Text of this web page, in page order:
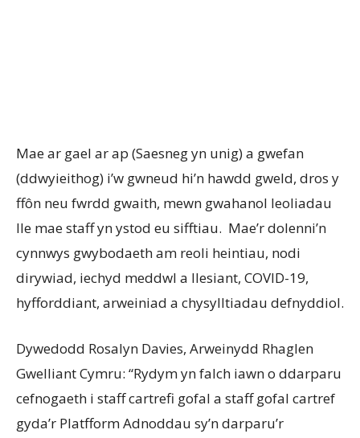
Mae ar gael ar ap (Saesneg yn unig) a gwefan
(ddwyieithog) i’w gwneud hi’n hawdd gweld, dros y
ffôn neu fwrdd gwaith, mewn gwahanol leoliadau
lle mae staff yn ystod eu sifftiau. Mae’r dolenni’n
cynnwys gwybodaeth am reoli heintiau, nodi
dirywiad, iechyd meddwl a llesiant, COVID-19,
hyfforddiant, arweiniad a chysylltiadau defnyddiol.
Dywedodd Rosalyn Davies, Arweinydd Rhaglen
Gwelliant Cymru: “Rydym yn falch iawn o ddarparu
cefnogaeth i staff cartrefi gofal a staff gofal cartref
gyda’r Platfform Adnoddau sy’n darparu’r